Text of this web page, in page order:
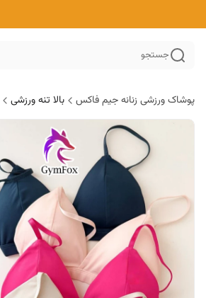
جستجو
پوشاک ورزشی زنانه جیم فاکس بالا تنه ورزشی